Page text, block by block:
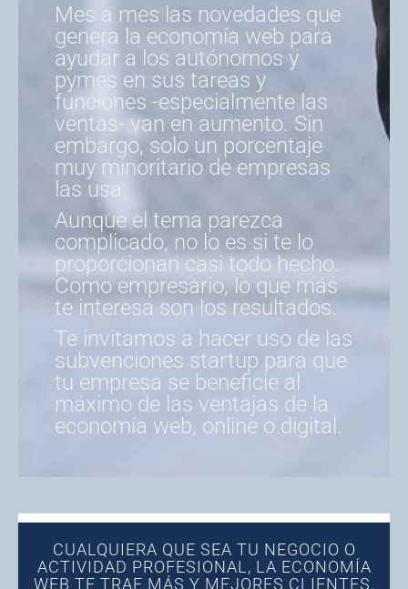
Mes a mes las novedades que
genera la economía web para
ayudar a los autónomos y
pymes en sus tareas y
funciones -especialmente las
ventas- van en aumento. Sin
embargo, solo un porcentaje
muy minoritario de empresas
las usa.
Aunque el tema parezca
complicado, no lo es si te lo
proporcionan casi todo hecho.
Como empresario, lo que más
te interesa son los resultados.
Te invitamos a hacer uso de las
subvenciones startup para que
tu empresa se beneficie al
máximo de las ventajas de la
economía web, online o digital.
CUALQUIERA QUE SEA TU NEGOCIO O
ACTIVIDAD PROFESIONAL, LA ECONOMÍA
WEB TE TRAE MÁS Y MEJORES CLIENTES.